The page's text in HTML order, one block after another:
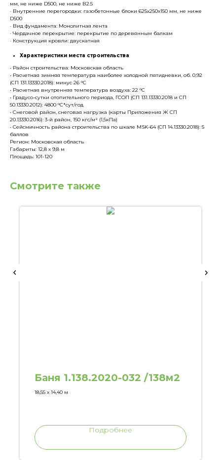
мм, не ниже D500, не ниже В2.5
· Внутренние перегородки: газобетонные блоки 625x250x150 мм, не ниже
D500
· Вид фундамента: Монолитная лента
· Чердачное перекрытие: перекрытие по деревянным балкам
· Конструкция кровли: двускатная
Характеристики места строительства
• Район строительства: Московская область
• Расчетная зимняя температура наиболее холодной пятидневки, об. 0,92
(СП 131.13330.2018): минус 26 °С
• Расчетная внутренняя температура воздуха: 22 °С
• Градусо-сутки отопительного периода, ГСОП (СП 131.13330.2018 и СП
50.13330.2012): 4800 °С*сут/год
• Снеговой район, снеговая нагрузка (карты Приложения Ж СП
20.13330.2016): 3-й район, 150 кгс/м² (1,5кПа)
• Сейсмичность района строительства по шкале MSK-64 (СП 14.13330.2018): 5
баллов
Регион: Московская область
Габариты: 12,8 х 9,8 м
Площадь: 101-120
Смотрите также
Баня 1.138.2020-032 /138м2
18,55 х 14,40 м
Подробнее